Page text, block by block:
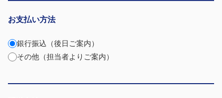
お支払い方法
銀行振込（後日ご案内）
その他（担当者よりご案内）